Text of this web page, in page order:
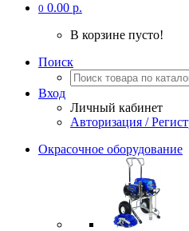
0 0.00 р.
В корзине пусто!
Поиск
Вход
Личный кабинет
Авторизация /
Окрасочное оборудование